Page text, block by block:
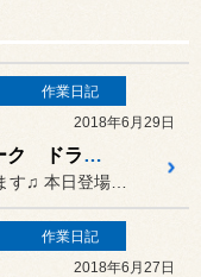
作業日記
2018年6月29日
レンジローバー イヴォーク ドライブレコーダー 取り付け♫
作業日記
2018年6月27日